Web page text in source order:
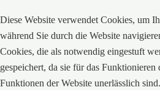
Diese Website verwendet Cookies, um
während Sie durch die Website
Cookies, die als notwendig eingestuft
gespeichert, da sie für das Funktionieren
Funktionen der Website unerlässlich